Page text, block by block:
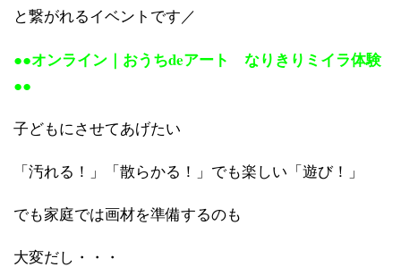
と繋がれるイベントです／
●●オンライン｜おうちdeアート なりきりミイラ体験
●●
子どもにさせてあげたい
「汚れる！」「散らかる！」でも楽しい「遊び！」
でも家庭では画材を準備するのも
大変だし・・・